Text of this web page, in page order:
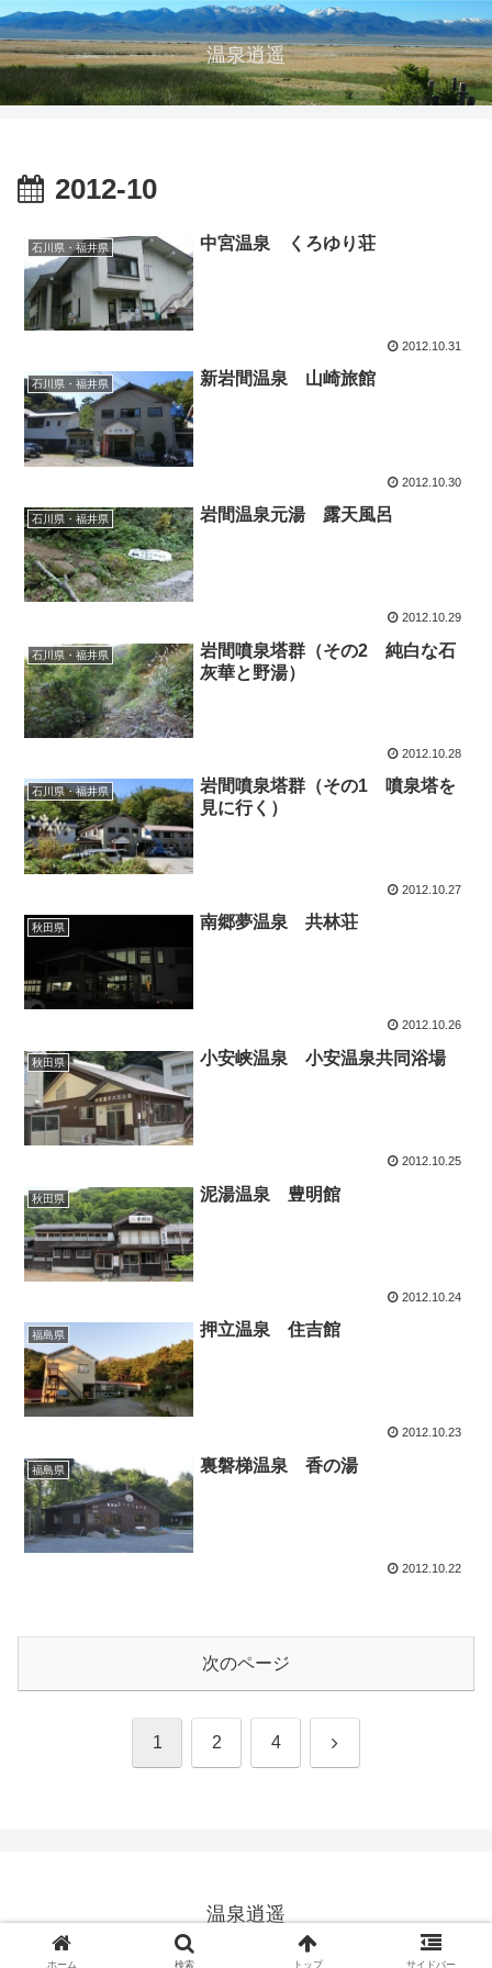
温泉逍遥
2012-10
石川県・福井県 中宮温泉 くろゆり荘
2012.10.31
石川県・福井県 新岩間温泉 山崎旅館
2012.10.30
石川県・福井県 岩間温泉元湯 露天風呂
2012.10.29
石川県・福井県
岩間噴泉塔群（その2 純白な石
灰華と野湯）
2012.10.28
石川県・福井県
岩間噴泉塔群（その1 噴泉塔を
見に行く）
2012.10.27
秋田県 南郷夢温泉 共林荘
2012.10.26
秋田県 小安峡温泉 小安温泉共同浴場
2012.10.25
秋田県 泥湯温泉 豊明館
2012.10.24
福島県 押立温泉 住吉館
2012.10.23
福島県 裏磐梯温泉 香の湯
2012.10.22
次のページ
1 2 4 次
温泉逍遥
© 2025 温泉逍遥.
ホーム 検索 トップ サイドバー